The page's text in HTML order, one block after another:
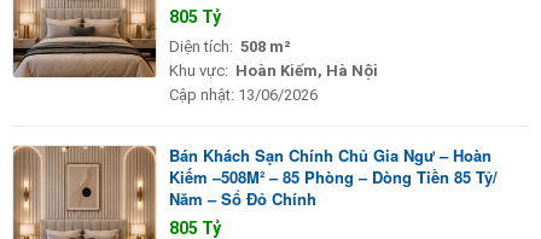
805 Tỷ
Diện tích: 508 m²
Khu vực: Hoàn Kiếm, Hà Nội
Cập nhật: 13/06/2026
Bán Khách Sạn Chính Chủ Gia Ngư – Hoàn
Kiếm –508M² – 85 Phòng – Dòng Tiền 85 Tỷ/
Năm – Sổ Đỏ Chính
805 Tỷ